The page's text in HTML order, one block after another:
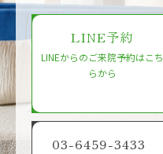
LINE予約
LINEからのご来院予約はこち
らから
03-6459-3433